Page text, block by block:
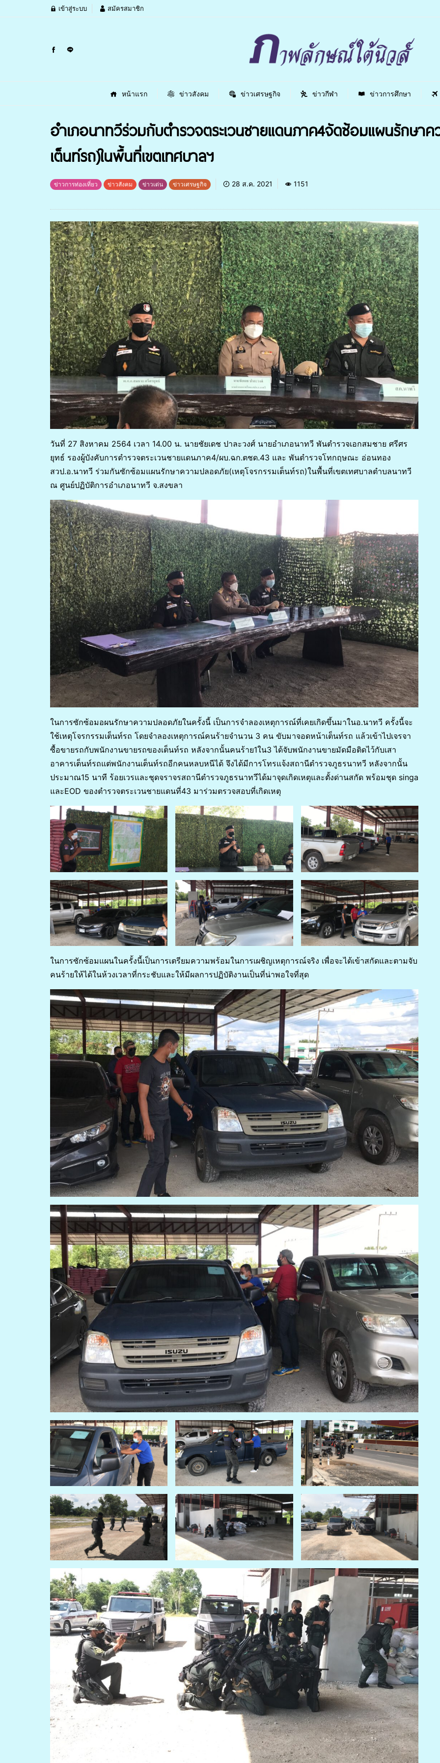
เข้าสู่ระบบ สมัครสมาชิก
หน้าแรก ข่าวสังคม ข่าวเศรษฐกิจ ข่าวกีฬา ข่าวการศึกษา
อำเภอนาทวีร่วมกับตำรวจตระเวนชายแดนภาค4จัดซ้อมแผนรักษาค
เต็นท์รถ)ในพื้นที่เขตเทศบาลฯ
ข่าวการท่องเที่ยว ข่าวสังคม ข่าวเด่น ข่าวเศรษฐกิจ 28 ส.ค. 2021 1151
วันที่ 27 สิงหาคม 2564 เวลา 14.00 น. นายชัยเดช ปาละวงศ์ นายอำเภอนาทวี พันตำรวจเอกสมชาย ศรีศร
ยุทธ์ รองผู้บังคับการตำรวจตระเวนชายแดนภาค4/ผบ.ฉก.ตชด.43 และ พันตำรวจโทกฤษณะ อ่อนทอง
สวป.อ.นาทวี ร่วมกันซักซ้อมแผนรักษาความปลอดภัย(เหตุโจรกรรมเต็นท์รถ)ในพื้นที่เขตเทศบาลตำบลนาทวี
ณ ศูนย์ปฏิบัติการอำเภอนาทวี จ.สงขลา
ในการซักซ้อมอผนรักษาความปลอดภัยในครั้งนี้ เป็นการจำลองเหตุการณ์ที่เคยเกิดขึ้นมาในอ.นาทวี ครั้งนี้จะ
ใช้เหตุโจรกรรมเต็นท์รถ โดยจำลองเหตุการณ์คนร้ายจำนวน 3 คน ขับมาจอดหน้าเต็นท์รถ แล้วเข้าไปเจรจา
ซื้อขายรถกับพนักงานขายรถของเต็นท์รถ หลังจากนั้นคนร้าย1ใน3 ได้จับพนักงานขายมัดมือติดไว้กับเสา
อาคารเต็นท์รถแต่พนักงานเต็นท์รถอีกคนหลบหนีได้ จึงได้มีการโทรแจ้งสถานีตำรวจภูธรนาทวี หลังจากนั้น
ประมาณ15 นาที ร้อยเวรและชุดจราจรสถานีตำรวจภูธรนาทวีได้มาจุดเกิดเหตุและตั้งด่านสกัด พร้อมชุด singa
และEOD ของตำรวจตระเวนชายแดนที่43 มาร่วมตรวจสอบที่เกิดเหตุ
ในการซักซ้อมแผนในครั้งนี้เป็นการเตรียมความพร้อมในการเผชิญเหตุการณ์จริง เพื่อจะได้เข้าสกัดและตามจับ
คนร้ายให้ได้ในห้วงเวลาที่กระชับและให้มีผลการปฏิบัติงานเป็นที่น่าพอใจที่สุด